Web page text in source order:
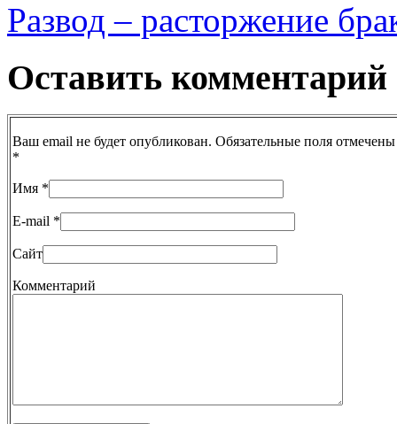
Развод – расторжение
Оставить комментарий
Ваш email не будет опубликован. Обязательные поля отмечены
*
Имя *
E-mail *
Сайт
Комментарий